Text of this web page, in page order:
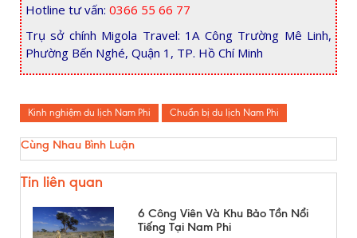
Hotline tư vấn: 0366 55 66 77
Trụ sở chính Migola Travel: 1A Công Trường Mê Linh,
Phường Bến Nghé, Quận 1, TP. Hồ Chí Minh
Kinh nghiệm du lịch Nam Phi Chuẩn bị du lịch Nam Phi
Cùng Nhau Bình Luận
Tin liên quan
6 Công Viên Và Khu Bảo Tồn Nổi
Tiếng Tại Nam Phi